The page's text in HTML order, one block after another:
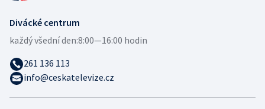
Divácké centrum
každý všední den:8:00—16:00 hodin
261 136 113
info@ceskatelevize.cz